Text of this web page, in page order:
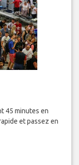
45 minutes en
et passez en